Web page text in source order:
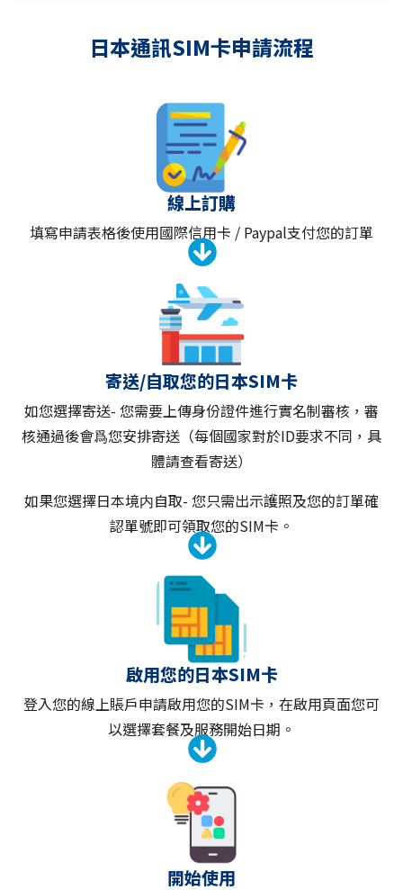
日本通訊SIM卡申請流程
線上訂購
填寫申請表格後使用國際信用卡 / Paypal支付您的訂單
寄送/自取您的日本SIM卡
如您選擇寄送- 您需要上傳身份證件進行實名制審核，審
核通過後會爲您安排寄送（每個國家對於ID要求不同，具
體請查看寄送）
如果您選擇日本境内自取- 您只需出示護照及您的訂單確
認單號即可領取您的SIM卡。
啟用您的日本SIM卡
登入您的線上賬戶申請啟用您的SIM卡，在啟用頁面您可
以選擇套餐及服務開始日期。
開始使用